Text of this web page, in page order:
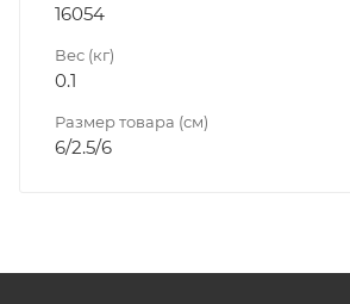
16054
Вес (кг)
0.1
Размер товара (см)
6/2.5/6